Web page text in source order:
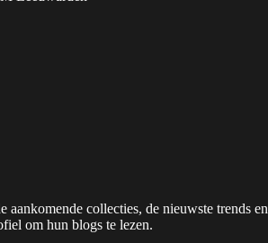
collecties, de nieuwste trends en
om hun blogs te lezen.